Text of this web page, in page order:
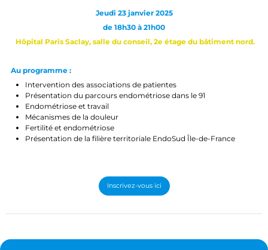
Jeudi 23 janvier 2025
de 18h30 à 21h00
Hôpital Paris Saclay, salle du conseil, 2e étage du bâtiment nord.
Au programme :
Intervention des associations de patientes
Présentation du parcours endométriose dans le 91
Endométriose et travail
Mécanismes de la douleur
Fertilité et endométriose
Présentation de la filière territoriale EndoSud Île-de-France
Inscrivez-vous ici